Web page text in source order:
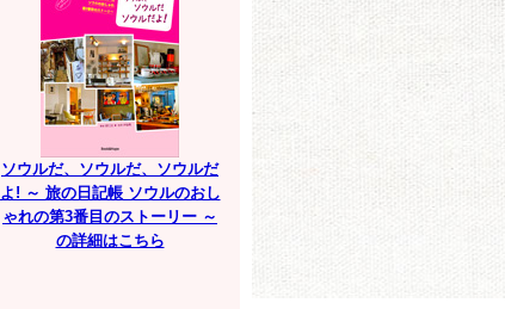
ソウルだ、ソウルだ、ソウルだ
よ! ～ 旅の日記帳 ソウルのおし
ゃれの第3番目のストーリー ～
の詳細はこちら